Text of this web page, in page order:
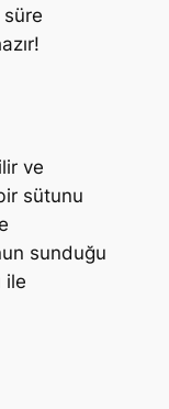
süre
ve
sütunu
sunduğu
ile